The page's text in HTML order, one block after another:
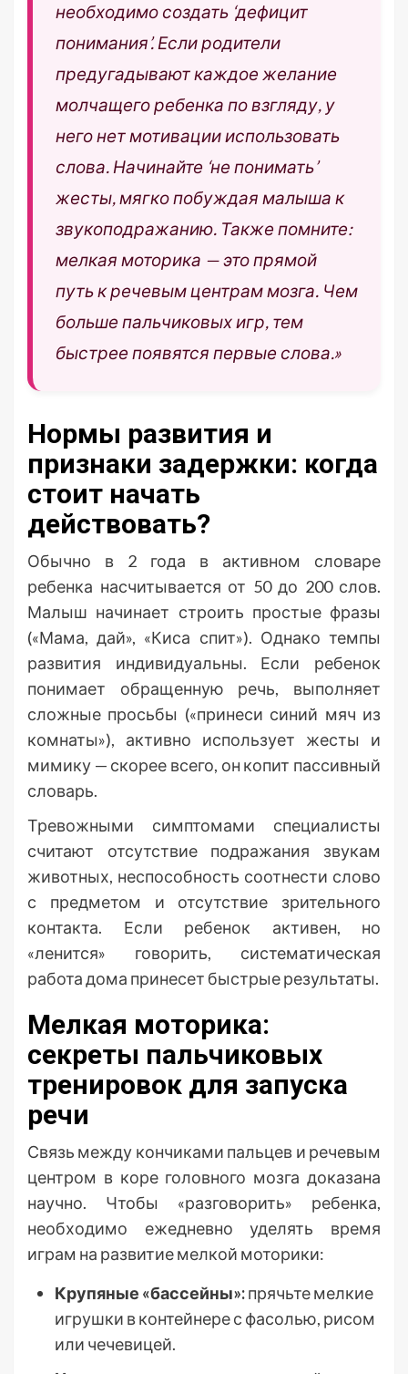
необходимо создать ‘дефицит
понимания’. Если родители
предугадывают каждое желание
молчащего ребенка по взгляду, у
него нет мотивации использовать
слова. Начинайте ‘не понимать’
жесты, мягко побуждая малыша к
звукоподражанию. Также помните:
мелкая моторика — это прямой
путь к речевым центрам мозга. Чем
больше пальчиковых игр, тем
быстрее появятся первые слова.»
Нормы развития и
признаки задержки: когда
стоит начать
действовать?
Обычно в 2 года в активном словаре
ребенка насчитывается от 50 до 200 слов.
Малыш начинает строить простые фразы
(«Мама, дай», «Киса спит»). Однако темпы
развития индивидуальны. Если ребенок
понимает обращенную речь, выполняет
сложные просьбы («принеси синий мяч из
комнаты»), активно использует жесты и
мимику — скорее всего, он копит пассивный
словарь.
Тревожными симптомами специалисты
считают отсутствие подражания звукам
животных, неспособность соотнести слово
с предметом и отсутствие зрительного
контакта. Если ребенок активен, но
«ленится» говорить, систематическая
работа дома принесет быстрые результаты.
Мелкая моторика:
секреты пальчиковых
тренировок для запуска
речи
Связь между кончиками пальцев и речевым
центром в коре головного мозга доказана
научно. Чтобы «разговорить» ребенка,
необходимо ежедневно уделять время
играм на развитие мелкой моторики:
Крупяные «бассейны»:прячьте мелкие
игрушки в контейнере с фасолью, рисом
или чечевицей.